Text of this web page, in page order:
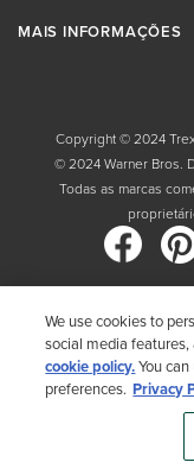
MAIS INFORMAÇÕES
Copyright © 2024
© 2024 Warner Bros.
Todas as marcas
País
Ao escolher seu país,
We use cookies to
social media
cookie policy.You
preferences. Privacy